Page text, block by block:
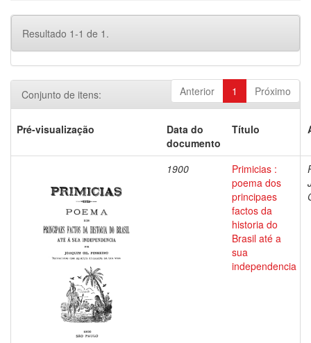
Resultado 1-1 de 1.
Anterior 1 Próximo
Conjunto de itens:
Pré-visualização
Data do
documento
Título
1900
Primicias :
poema dos
principaes
factos da
historia do
Brasil até a
sua
independencia